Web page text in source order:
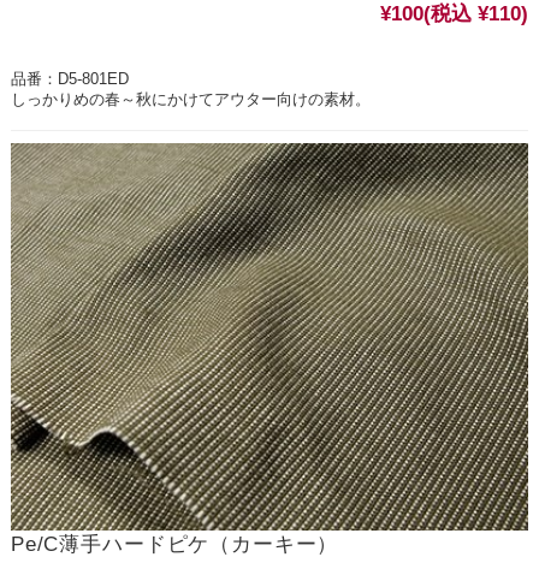
¥100(税込 ¥110)
品番：D5-801ED
しっかりめの春～秋にかけてアウター向けの素材。
Pe/C薄手ハードピケ（カーキー）